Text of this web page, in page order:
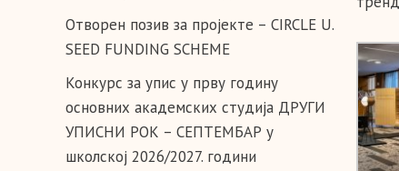
Отворен позив за пројекте – CIRCLE U.
SEED FUNDING SCHEME
Конкурс за упис у прву годину
основних академских студија ДРУГИ
УПИСНИ РОК – СЕПТЕМБАР у
школској 2026/2027. години